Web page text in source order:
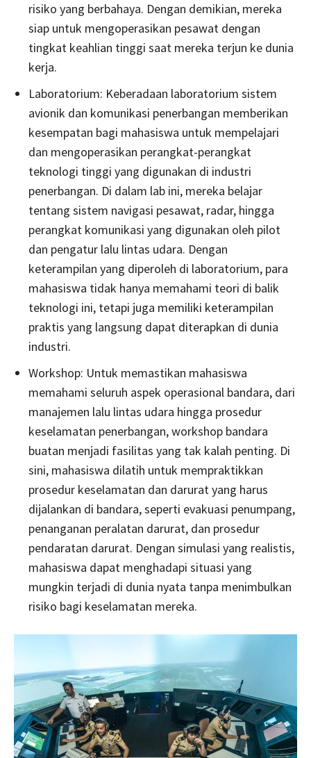
risiko yang berbahaya. Dengan demikian, mereka
siap untuk mengoperasikan pesawat dengan
tingkat keahlian tinggi saat mereka terjun ke dunia
kerja.
Laboratorium: Keberadaan laboratorium sistem
avionik dan komunikasi penerbangan memberikan
kesempatan bagi mahasiswa untuk mempelajari
dan mengoperasikan perangkat-perangkat
teknologi tinggi yang digunakan di industri
penerbangan. Di dalam lab ini, mereka belajar
tentang sistem navigasi pesawat, radar, hingga
perangkat komunikasi yang digunakan oleh pilot
dan pengatur lalu lintas udara. Dengan
keterampilan yang diperoleh di laboratorium, para
mahasiswa tidak hanya memahami teori di balik
teknologi ini, tetapi juga memiliki keterampilan
praktis yang langsung dapat diterapkan di dunia
industri.
Workshop: Untuk memastikan mahasiswa
memahami seluruh aspek operasional bandara, dari
manajemen lalu lintas udara hingga prosedur
keselamatan penerbangan, workshop bandara
buatan menjadi fasilitas yang tak kalah penting. Di
sini, mahasiswa dilatih untuk mempraktikkan
prosedur keselamatan dan darurat yang harus
dijalankan di bandara, seperti evakuasi penumpang,
penanganan peralatan darurat, dan prosedur
pendaratan darurat. Dengan simulasi yang realistis,
mahasiswa dapat menghadapi situasi yang
mungkin terjadi di dunia nyata tanpa menimbulkan
risiko bagi keselamatan mereka.